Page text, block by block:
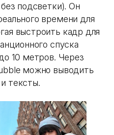
подсветки). Он
времени для
выстроить кадр для
спуска
10 метров. Через
можно выводить
тексты.